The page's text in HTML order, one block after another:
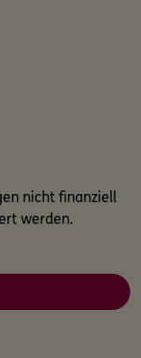
nicht finanziell
werden.